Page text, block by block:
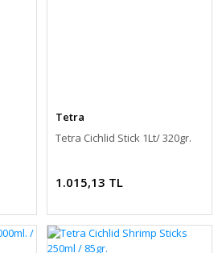
Tetra
Tetra Cichlid Stick 1Lt/ 320gr.
1.015,13 TL